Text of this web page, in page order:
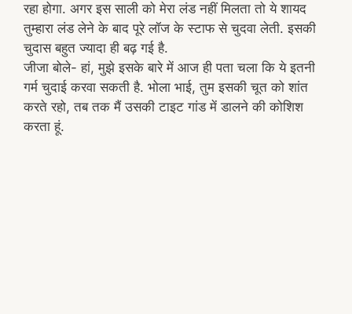
रहा होगा. अगर इस साली को मेरा लंड नहीं मिलता तो ये शायद
तुम्हारा लंड लेने के बाद पूरे लॉज के स्टाफ से चुदवा लेती. इसकी
चुदास बहुत ज्यादा ही बढ़ गई है.
जीजा बोले- हां, मुझे इसके बारे में आज ही पता चला कि ये इतनी
गर्म चुदाई करवा सकती है. भोला भाई, तुम इसकी चूत को शांत
करते रहो, तब तक मैं उसकी टाइट गांड में डालने की कोशिश
करता हूं.